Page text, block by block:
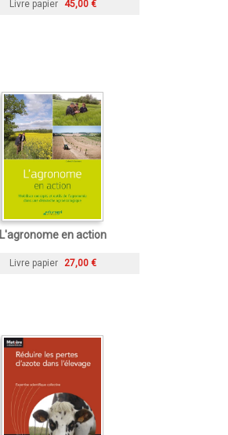
Livre papier 45,00 €
L'agronome en action
Livre papier 27,00 €